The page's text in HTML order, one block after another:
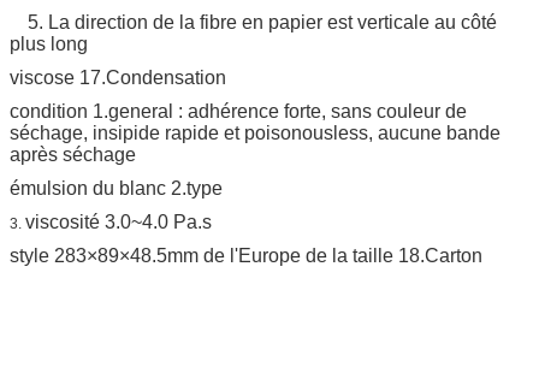
5. La direction de la fibre en papier est verticale au côté
plus long
viscose 17.Condensation
condition 1.general : adhérence forte, sans couleur de
séchage, insipide rapide et poisonousless, aucune bande
après séchage
émulsion du blanc 2.type
3. viscosité 3.0~4.0 Pa.s
style 283×89×48.5mm de l'Europe de la taille 18.Carton